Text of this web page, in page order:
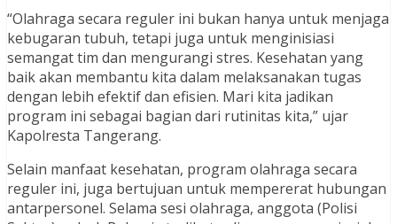
“Olahraga secara reguler ini bukan hanya untuk menjaga
kebugaran tubuh, tetapi juga untuk menginisiasi
semangat tim dan mengurangi stres. Kesehatan yang
baik akan membantu kita dalam melaksanakan tugas
dengan lebih efektif dan efisien. Mari kita jadikan
program ini sebagai bagian dari rutinitas kita,” ujar
Kapolresta Tangerang.
Selain manfaat kesehatan, program olahraga secara
reguler ini, juga bertujuan untuk mempererat hubungan
antarpersonel. Selama sesi olahraga, anggota (Polisi